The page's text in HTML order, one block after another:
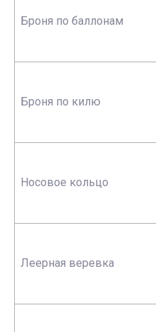
Броня по баллонам
Броня по килю
Носовое кольцо
Леерная веревка